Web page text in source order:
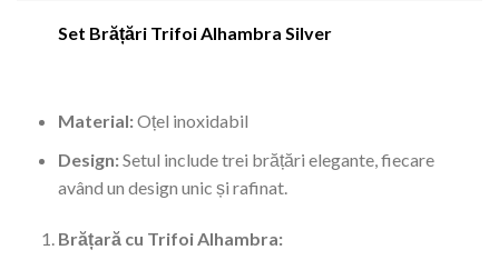
Set Brățări Trifoi Alhambra Silver
Material:Oțel inoxidabil
Design:Setul include trei brățări elegante, fiecare
având un design unic și rafinat.
Brățară cu Trifoi Alhambra: